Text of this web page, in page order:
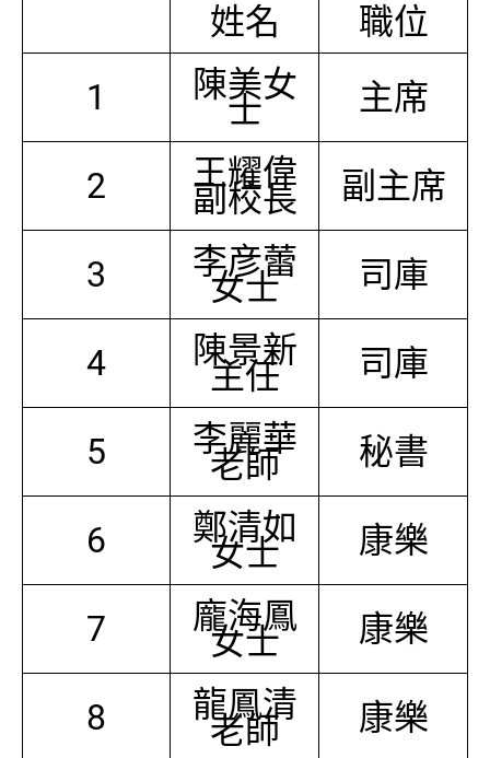
姓名
職位
1
陳美女
士 主席
2 王耀偉
副校長 副主席
3 李彦蕾
女士 司庫
4 陳景新
主任 司庫
5 李麗華
老師 秘書
6 鄭清如
女士 康樂
7 龐海鳳
女士 康樂
8 龍鳳清
老師 康樂